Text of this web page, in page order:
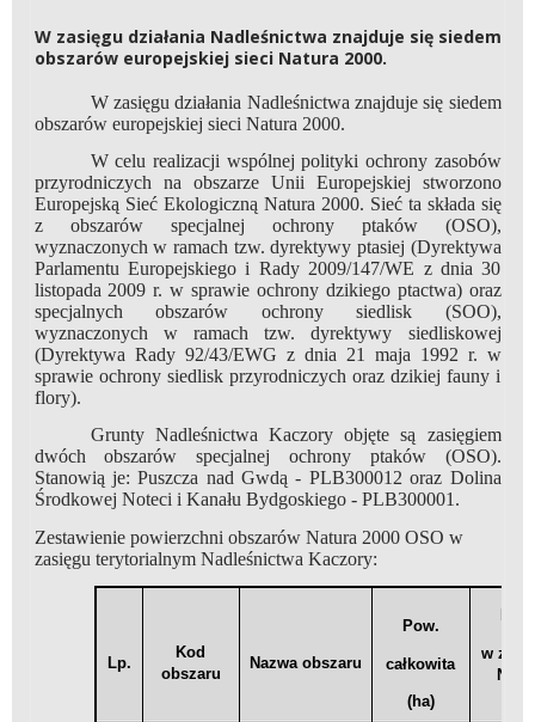
W zasięgu działania Nadleśnictwa znajduje się siedem
obszarów europejskiej sieci Natura 2000.
W zasięgu działania Nadleśnictwa znajduje się siedem
obszarów europejskiej sieci Natura 2000.
W celu realizacji wspólnej polityki ochrony zasobów
przyrodniczych na obszarze Unii Europejskiej stworzono
Europejską Sieć Ekologiczną Natura 2000. Sieć ta składa się
z obszarów specjalnej ochrony ptaków (OSO),
wyznaczonych w ramach tzw. dyrektywy ptasiej (Dyrektywa
Parlamentu Europejskiego i Rady 2009/147/WE z dnia 30
listopada 2009 r. w sprawie ochrony dzikiego ptactwa) oraz
specjalnych obszarów ochrony siedlisk (SOO),
wyznaczonych w ramach tzw. dyrektywy siedliskowej
(Dyrektywa Rady 92/43/EWG z dnia 21 maja 1992 r. w
sprawie ochrony siedlisk przyrodniczych oraz dzikiej fauny i
flory).
Grunty Nadleśnictwa Kaczory objęte są zasięgiem
dwóch obszarów specjalnej ochrony ptaków (OSO).
Stanowią je: Puszcza nad Gwdą - PLB300012 oraz Dolina
Środkowej Noteci i Kanału Bydgoskiego - PLB300001.
Zestawienie powierzchni obszarów Natura 2000 OSO w
zasięgu terytorialnym Nadleśnictwa Kaczory:
Lp.
Kod
obszaru
Nazwa obszaru
Pow.
całkowita
(ha)
w
N-